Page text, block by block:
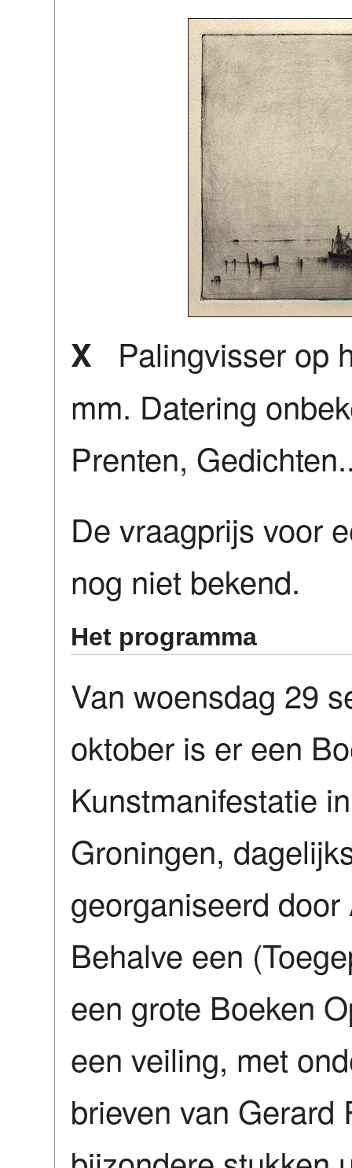
X Palingvisser op
mm. Datering
Prenten,
De vraagprijs voor
nog niet bekend.
Het programma
Van woensdag 29
oktober is er een
Kunstmanifestatie
Groningen,
georganiseerd
Behalve een
een grote Boeken
een veiling, met
brieven van Gerard